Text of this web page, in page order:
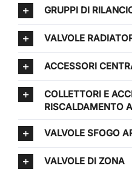
GRUPPI DI
VALVOLE
ACCESSORI
COLLETTORI E
RISCALDAMENTO
VALVOLE SFOGO
VALVOLE DI ZONA